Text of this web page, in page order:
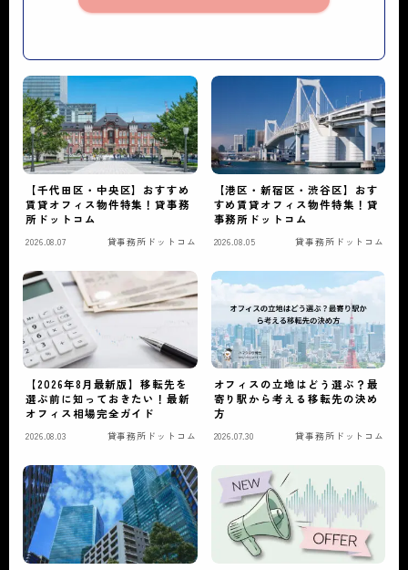
【千代田区・中央区】おすすめ
賃貸オフィス物件特集！貸事務
所ドットコム
2026.08.07 貸事務所ドットコム
【港区・新宿区・渋谷区】おす
すめ賃貸オフィス物件特集！貸
事務所ドットコム
2026.08.05 貸事務所ドットコム
【2026年8月最新版】移転先を
選ぶ前に知っておきたい！最新
オフィス相場完全ガイド
2026.08.03 貸事務所ドットコム
オフィスの立地はどう選ぶ？最
寄り駅から考える移転先の決め
方
2026.07.30 貸事務所ドットコム